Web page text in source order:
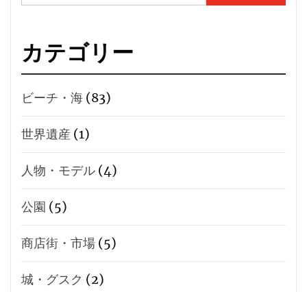
索:
カテゴリー
ビーチ・海 (83)
世界遺産 (1)
人物・モデル (4)
公園 (5)
商店街・市場 (5)
城・グスク (2)